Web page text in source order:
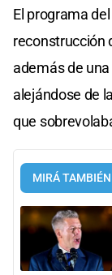
El programa
reconstrucción
además de
alejándose de
que
MIRÁ TAMBIÉN